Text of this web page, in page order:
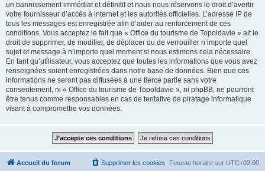
un bannissement immédiat et définitif et nous nous réservons le droit d’avertir
votre fournisseur d’accès à internet et les autorités officielles. L’adresse IP de
tous les messages est enregistrée afin d’aider au renforcement de ces
conditions. Vous acceptez le fait que « Office du tourisme de Topoldavie » ait le
droit de supprimer, de modifier, de déplacer ou de verrouiller n’importe quel
sujet et message à n’importe quel moment si nous estimons cela nécessaire.
En tant qu’utilisateur, vous acceptez que toutes les informations que vous avez
renseignées soient enregistrées dans notre base de données. Bien que ces
informations ne seront pas diffusées à une tierce partie sans votre
consentement, ni « Office du tourisme de Topoldavie », ni phpBB, ne pourront
être tenus comme responsables en cas de tentative de piratage informatique
visant à compromettre vos données.
Accueil du forum Fuseau horaire sur UTC+02:00
Supprimer les cookies